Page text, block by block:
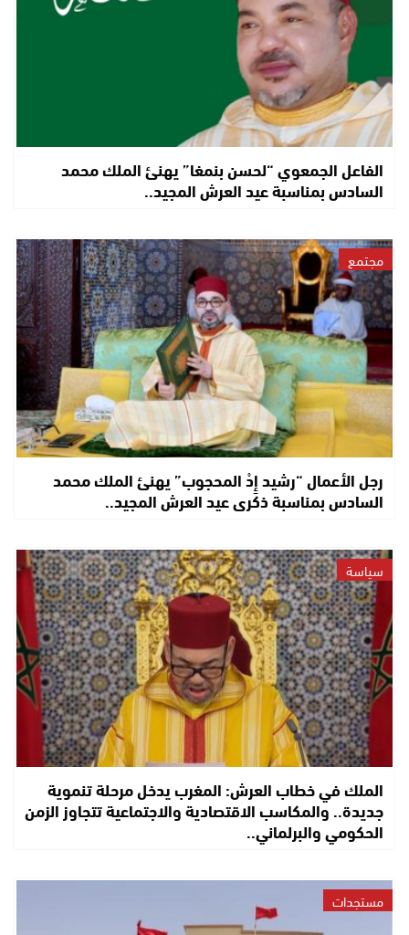
الفاعل الجمعوي “لحسن بنمغا” يهنئ الملك محمد
السادس بمناسبة عيد العرش المجيد..
مجتمع
رجل الأعمال “رشيد إِدْ المحجوب” يهنئ الملك محمد
السادس بمناسبة ذكرى عيد العرش المجيد..
سياسة
الملك في خطاب العرش: المغرب يدخل مرحلة تنموية
جديدة.. والمكاسب الاقتصادية والاجتماعية تتجاوز الزمن
الحكومي والبرلماني..
مستجدات